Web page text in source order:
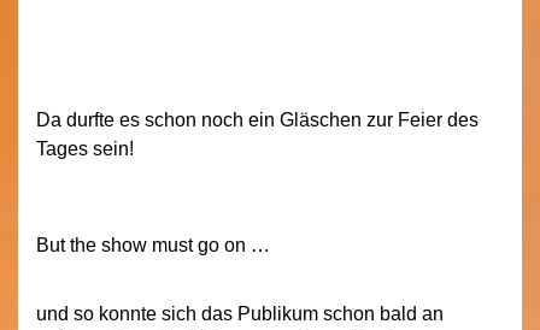
Da durfte es schon noch ein Gläschen zur Feier des
Tages sein!
But the show must go on …
und so konnte sich das Publikum schon bald an